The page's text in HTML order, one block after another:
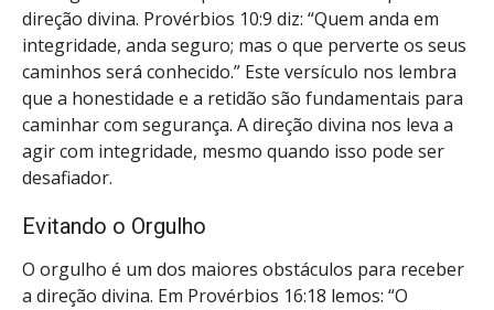
direção divina. Provérbios 10:9 diz: “Quem anda em
integridade, anda seguro; mas o que perverte os seus
caminhos será conhecido.” Este versículo nos lembra
que a honestidade e a retidão são fundamentais para
caminhar com segurança. A direção divina nos leva a
agir com integridade, mesmo quando isso pode ser
desafiador.
Evitando o Orgulho
O orgulho é um dos maiores obstáculos para receber
a direção divina. Em Provérbios 16:18 lemos: “O